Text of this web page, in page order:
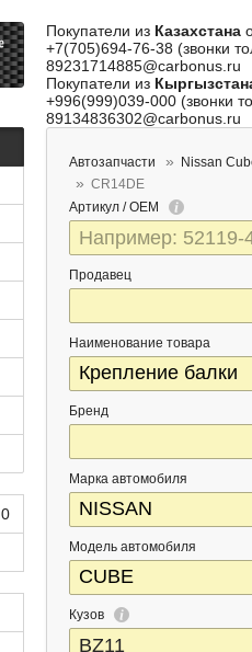
Покупатели из Казахстана
+7(705)694-76-38 (звонки
89231714885@carbonus.ru
Покупатели из
+996(999)039-000 (звонки
89134836302@carbonus.ru
Автозапчасти
Nissan
CR14DE
Артикул / OEM
Продавец
Наименование товара
Бренд
Марка автомобиля
Модель автомобиля
Кузов
0